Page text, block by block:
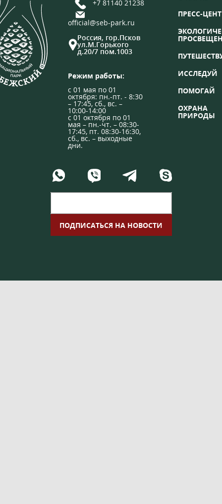
+7 81140 21238
official@seb-park.ru
Россия, гор.Псков
ул.М.Горького
д.20/7 пом.1003
Режим работы:
с 01 мая по 01
октября: пн.-пт. - 8:30
– 17:45, сб., вс. –
10:00-14:00
с 01 октября по 01
мая – пн.-чт. – 08:30-
17:45, пт. 08:30-16:30,
сб., вс. – выходные
дни.
ПРЕСС-
ИССЛЕДУЙ
ПОМОГАЙ
ОХРАНА
ПРИРОДЫ